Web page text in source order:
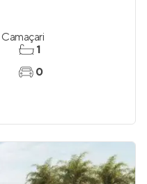
Camaçari
1
0